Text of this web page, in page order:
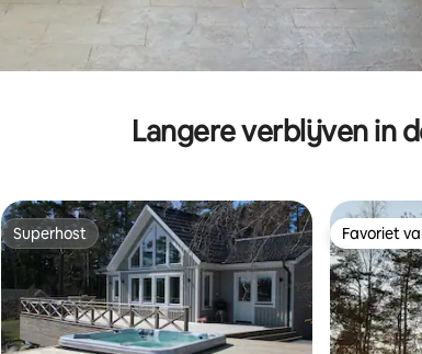
Langere verblijven in
Superhost
Superhost Favoriet
Favoriet